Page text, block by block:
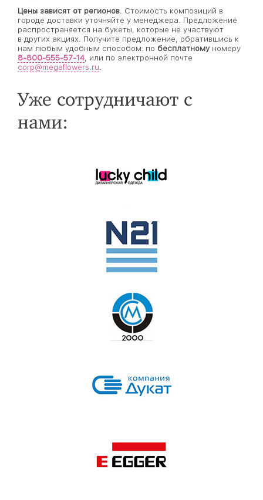
Цены зависят от регионов . Стоимость композиций в
городе доставки уточняйте у менеджера. Предложение
распространяется на букеты, которые не участвуют
в других акциях. Получите предложение, обратившись к
нам любым удобным способом: по бесплатному номеру
8-800-555-57-14 , или по электронной почте
corp@megaflowers.ru
Уже сотрудничают с
нами: